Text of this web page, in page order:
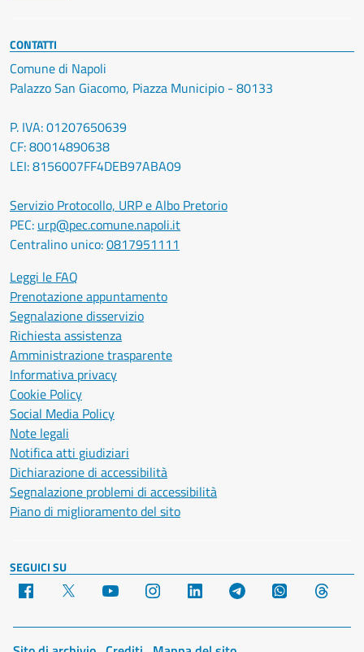
CONTATTI
Comune di Napoli
Palazzo San Giacomo, Piazza Municipio - 80133
P. IVA: 01207650639
CF: 80014890638
LEI: 8156007FF4DEB97ABA09
Servizio Protocollo, URP e Albo Pretorio
PEC: urp@pec.comune.napoli.it
Centralino unico:0817951111
Leggi le FAQ
Prenotazione appuntamento
Segnalazione disservizio
Richiesta assistenza
Amministrazione trasparente
Informativa privacy
Cookie Policy
Social Media Policy
Note legali
Notifica atti giudiziari
Dichiarazione di accessibilità
Segnalazione problemi di accessibilità
Piano di miglioramento del sito
SEGUICI SU
Facebook YouTube Instagram LinkedIn Telegram WhatsApp